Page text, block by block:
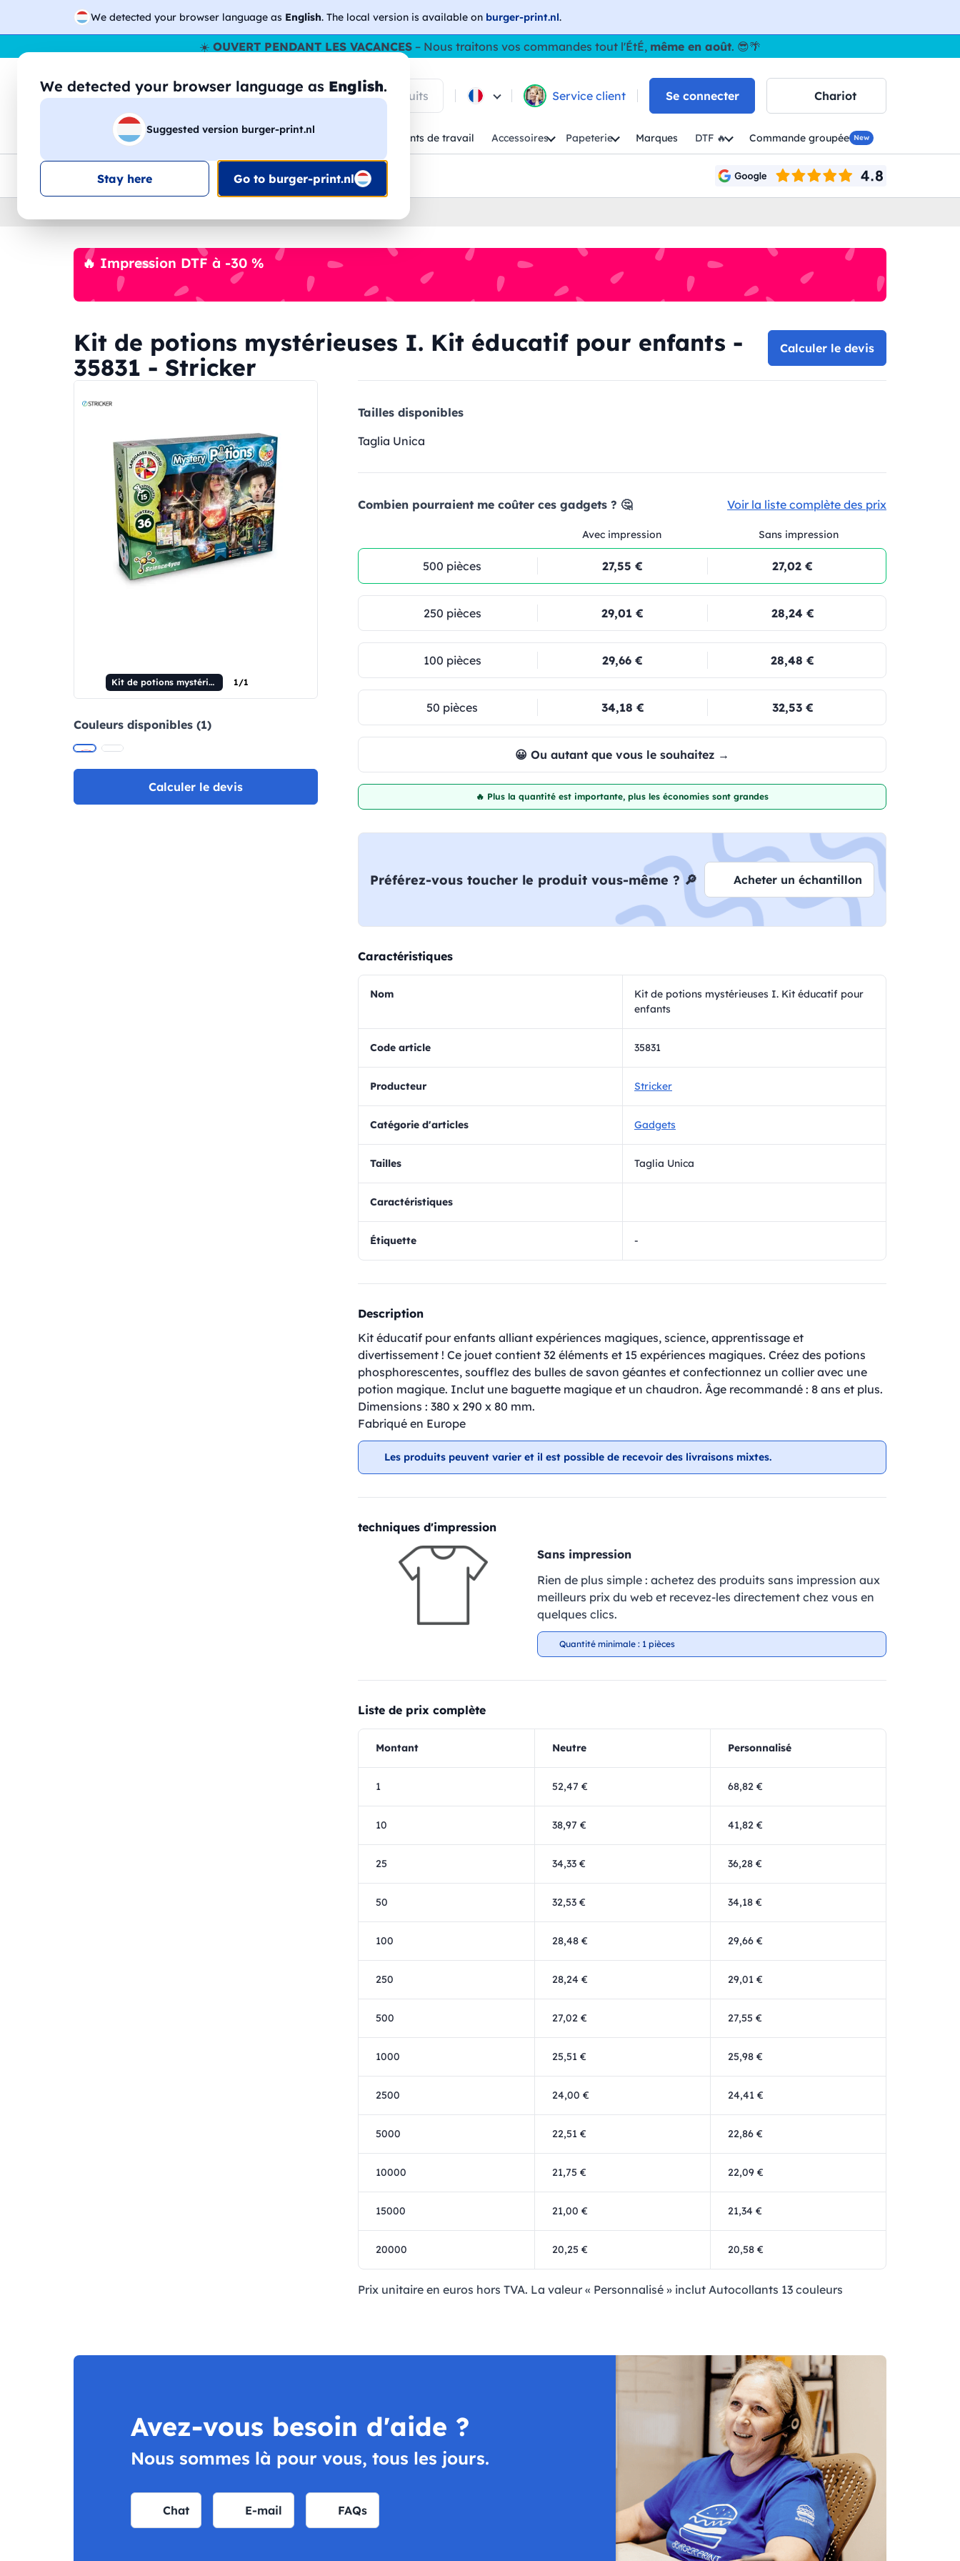
We detected your browser language as English. The local version is available on burger-print.nl.
We detected your browser language as English.
Suggested version burger-print.nl
Stay here Go to burger-print.nl
☀️ OUVERT PENDANT LES VACANCES – Nous traitons vos commandes tout l'ÉtÉ, même en août. 😎🌴
🔎 Recherchez parmi les produits Service client Se connecter Chariot
Sweat-shirts Homme Femme Vêtements de travail Accessoires Papeterie Marques DTF 🔥 Commande groupée New
Livraison UERemise quantité Service clientCroquis prépresse
🔥 Impression DTF à -30 %
Kit de potions mystérieuses I. Kit éducatif pour enfants -
35831 - Stricker
Calculer le devis
Kit de potions mystérieuses I. Kit éducatif pour enfants 1/1
Couleurs disponibles (1)
Calculer le devis
Tailles disponibles
Taglia Unica
Combien pourraient me coûter ces gadgets ? 🤔 Voir la liste complète des prix
Avec impression Sans impression
500 pièces 27,55 € 27,02 €
250 pièces 29,01 € 28,24 €
100 pièces 29,66 € 28,48 €
50 pièces 34,18 € 32,53 €
😀 Ou autant que vous le souhaitez →
🔥 Plus la quantité est importante, plus les économies sont grandes
Préférez-vous toucher le produit vous-même ? 🔎 Acheter un échantillon
Caractéristiques
Nom
Kit de potions mystérieuses I. Kit éducatif pour
enfants
Code article 35831
Producteur Stricker
Catégorie d'articles Gadgets
Tailles Taglia Unica
Caractéristiques
Étiquette -
Description
Kit éducatif pour enfants alliant expériences magiques, science, apprentissage et
divertissement ! Ce jouet contient 32 éléments et 15 expériences magiques. Créez des potions
phosphorescentes, soufflez des bulles de savon géantes et confectionnez un collier avec une
potion magique. Inclut une baguette magique et un chaudron. Âge recommandé : 8 ans et plus.
Dimensions : 380 x 290 x 80 mm.
Fabriqué en Europe
Les produits peuvent varier et il est possible de recevoir des livraisons mixtes.
techniques d'impression
Sans impression
Rien de plus simple : achetez des produits sans impression aux
meilleurs prix du web et recevez-les directement chez vous en
quelques clics.
Quantité minimale : 1 pièces
Liste de prix complète
Montant Neutre Personnalisé
1 52,47 € 68,82 €
10 38,97 € 41,82 €
25 34,33 € 36,28 €
50 32,53 € 34,18 €
100 28,48 € 29,66 €
250 28,24 € 29,01 €
500 27,02 € 27,55 €
1000 25,51 € 25,98 €
2500 24,00 € 24,41 €
5000 22,51 € 22,86 €
10000 21,75 € 22,09 €
15000 21,00 € 21,34 €
20000 20,25 € 20,58 €
Prix ​​unitaire en euros hors TVA. La valeur « Personnalisé » inclut Autocollants 13 couleurs
Avez-vous besoin d'aide ?
Nous sommes là pour vous, tous les jours.
Chat E-mail FAQs